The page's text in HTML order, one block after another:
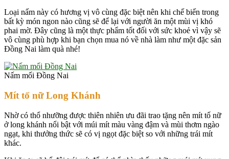
Loại nấm này có hương vị vô cùng đặc biệt nên khi chế biến trong
bất kỳ món ngon nào cũng sẽ để lại với người ăn một mùi vị khó
phai mờ. Đây cũng là một thực phẩm tốt đối với sức khoẻ vì vậy sẽ
vô cùng phù hợp khi bạn chọn mua nó về nhà làm như một đặc sản
Đồng Nai làm quà nhé!
Nấm mối Đồng Nai
Mít tố nữ Long Khánh
Nhờ có thổ nhưỡng được thiên nhiên ưu đãi trao tặng nên mít tố nữ
ở long khánh nổi bật với múi mít màu vàng đậm và mùi thơm ngào
ngạt, khi thưởng thức sẽ có vị ngọt đặc biệt so với những trái mít
khác.